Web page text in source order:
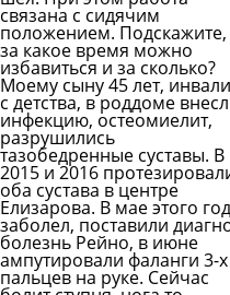
связана с сидячим
положением. Подскажите,
за какое время можно
избавиться и за сколько?
Моему сыну 45 лет,
с детства, в роддоме
инфекцию, остеомиелит,
разрушились
тазобедренные суставы. В
2015 и 2016
оба сустава в центре
Елизарова. В мае этого
заболел, поставили
болезнь Рейно, в июне
ампутировали фаланги 3-х
пальцев на руке. Сейчас